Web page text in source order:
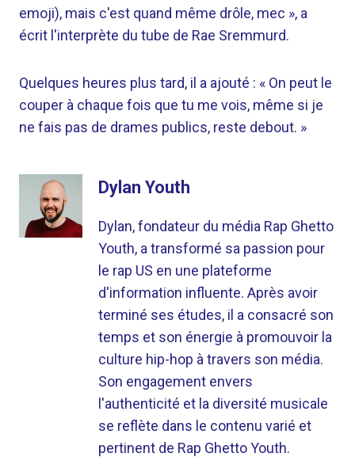
emoji), mais c'est quand même drôle, mec », a
écrit l'interprète du tube de Rae Sremmurd.
Quelques heures plus tard, il a ajouté : « On peut le
couper à chaque fois que tu me vois, même si je
ne fais pas de drames publics, reste debout. »
Dylan Youth
Dylan, fondateur du média Rap Ghetto
Youth, a transformé sa passion pour
le rap US en une plateforme
d'information influente. Après avoir
terminé ses études, il a consacré son
temps et son énergie à promouvoir la
culture hip-hop à travers son média.
Son engagement envers
l'authenticité et la diversité musicale
se reflète dans le contenu varié et
pertinent de Rap Ghetto Youth.